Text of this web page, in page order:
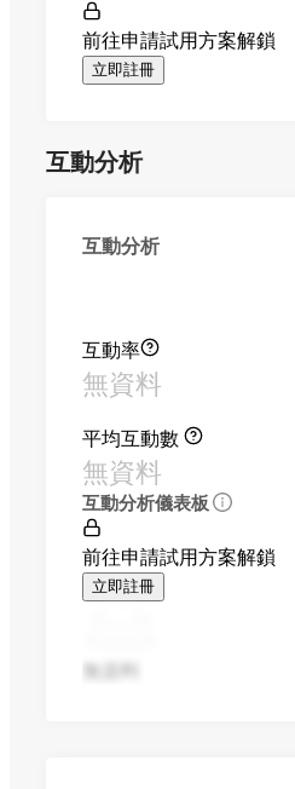
前往申請試用方案解鎖
立即註冊
互動分析
互動分析
互動率
無資料
平均互動數
無資料
互動分析儀表板
前往申請試用方案解鎖
立即註冊
無資料